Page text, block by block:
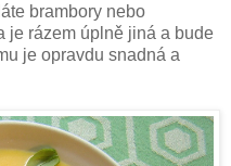
brambory nebo
je rázem úplně jiná a bude
je opravdu snadná a